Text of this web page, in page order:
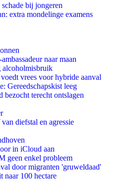
bij jongeren
extra mondelinge examens
naar maan
alcoholmisbruik
vrees voor hybride aanval
Gereedschapskist leeg
bezocht terecht ontslagen
diefstal en agressie
in iCloud aan
geen enkel probleem
door migranten 'gruweldaad'
naar 100 hectare